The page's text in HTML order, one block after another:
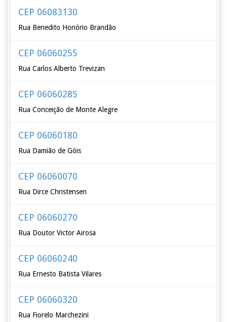
CEP 06083130
Rua Benedito Honório Brandão
CEP 06060255
Rua Carlos Alberto Trevizan
CEP 06060285
Rua Conceição de Monte Alegre
CEP 06060180
Rua Damião de Góis
CEP 06060070
Rua Dirce Christensen
CEP 06060270
Rua Doutor Victor Airosa
CEP 06060240
Rua Ernesto Batista Vilares
CEP 06060320
Rua Fiorelo Marchezini